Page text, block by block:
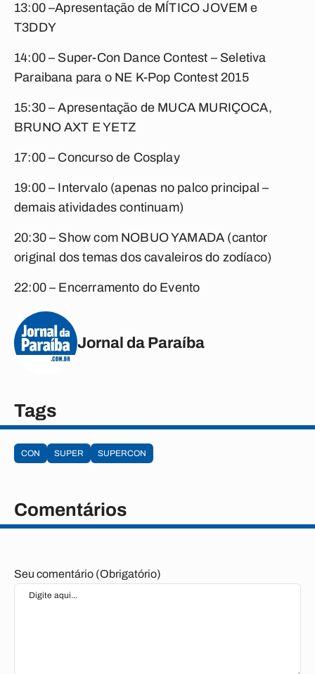
13:00 –Apresentação de MÍTICO JOVEM e
T3DDY
14:00 – Super-Con Dance Contest – Seletiva
Paraibana para o NE K-Pop Contest 2015
15:30 – Apresentação de MUCA MURIÇOCA,
BRUNO AXT E YETZ
17:00 – Concurso de Cosplay
19:00 – Intervalo (apenas no palco principal –
demais atividades continuam)
20:30 – Show com NOBUO YAMADA (cantor
original dos temas dos cavaleiros do zodíaco)
22:00 – Encerramento do Evento
Jornal da Paraíba
Tags
CON SUPER SUPERCON
Comentários
Seu comentário (Obrigatório)